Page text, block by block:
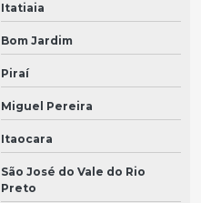
Itatiaia
Bom Jardim
Piraí
Miguel Pereira
Itaocara
São José do Vale do Rio
Preto